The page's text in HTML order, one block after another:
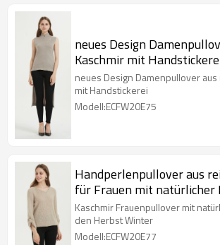
neues Design
Kaschmir mit
neues Design Damenpullover
mit Handstickerei
Modell:ECFW20E75
Handperlenpullover aus
für Frauen mit natürlicher
Kaschmir Frauenpullover mit
den Herbst Winter
Modell:ECFW20E77